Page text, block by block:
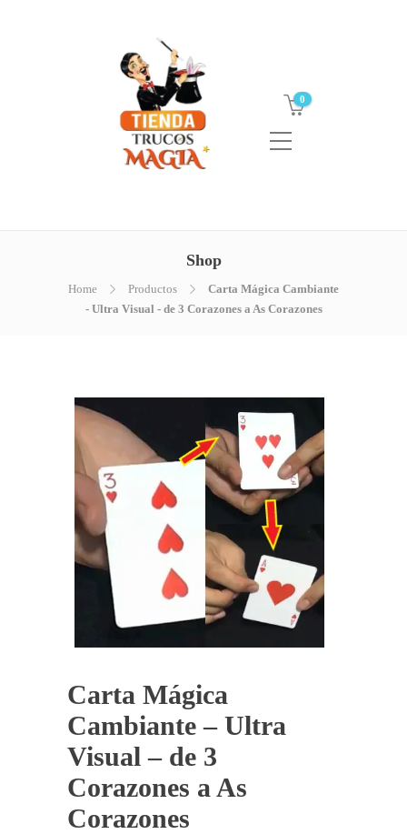
0
Shop
Home Productos
Carta Mágica Cambiante
- Ultra Visual - de 3 Corazones a As Corazones
Carta Mágica
Cambiante – Ultra
Visual – de 3
Corazones a As
Corazones